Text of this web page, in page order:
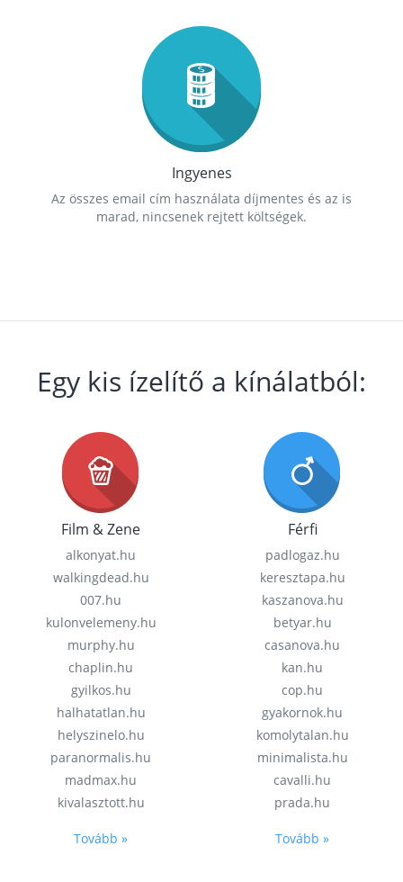
Ingyenes
Az összes email cím használata díjmentes és az is
marad, nincsenek rejtett költségek.
Egy kis ízelítő a kínálatból:
Film & Zene
alkonyat.hu
walkingdead.hu
007.hu
kulonvelemeny.hu
murphy.hu
chaplin.hu
gyilkos.hu
halhatatlan.hu
helyszinelo.hu
paranormalis.hu
madmax.hu
kivalasztott.hu
Tovább »
Férfi
padlogaz.hu
keresztapa.hu
kaszanova.hu
betyar.hu
casanova.hu
kan.hu
cop.hu
gyakornok.hu
komolytalan.hu
minimalista.hu
cavalli.hu
prada.hu
Tovább »